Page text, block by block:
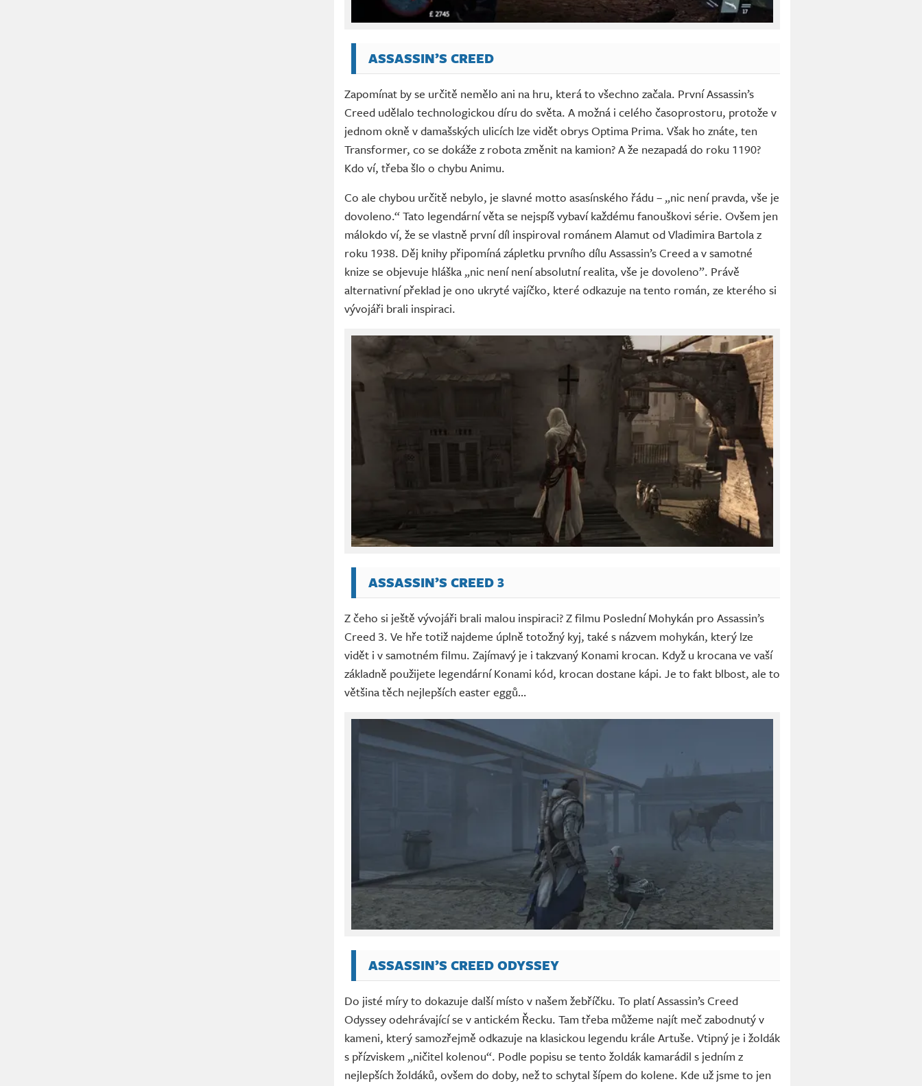
ASSASSIN’S CREED
Zapomínat by se určitě nemělo ani na hru, která to všechno začala. První Assassin’s
Creed udělalo technologickou díru do světa. A možná i celého časoprostoru, protože v
jednom okně v damašských ulicích lze vidět obrys Optima Prima. Však ho znáte, ten
Transformer, co se dokáže z robota změnit na kamion? A že nezapadá do roku 1190?
Kdo ví, třeba šlo o chybu Animu.
Co ale chybou určitě nebylo, je slavné motto asasínského řádu – „nic není pravda, vše je
dovoleno.“ Tato legendární věta se nejspíš vybaví každému fanouškovi série. Ovšem jen
málokdo ví, že se vlastně první díl inspiroval románem Alamut od Vladimira Bartola z
roku 1938. Děj knihy připomíná zápletku prvního dílu Assassin’s Creed a v samotné
knize se objevuje hláška „nic není není absolutní realita, vše je dovoleno”. Právě
alternativní překlad je ono ukryté vajíčko, které odkazuje na tento román, ze kterého si
vývojáři brali inspiraci.
ASSASSIN’S CREED 3
Z čeho si ještě vývojáři brali malou inspiraci? Z filmu Poslední Mohykán pro Assassin’s
Creed 3. Ve hře totiž najdeme úplně totožný kyj, také s názvem mohykán, který lze
vidět i v samotném filmu. Zajímavý je i takzvaný Konami krocan. Když u krocana ve vaší
základně použijete legendární Konami kód, krocan dostane kápi. Je to fakt blbost, ale to
většina těch nejlepších easter eggů…
ASSASSIN’S CREED ODYSSEY
Do jisté míry to dokazuje další místo v našem žebříčku. To platí Assassin’s Creed
Odyssey odehrávající se v antickém Řecku. Tam třeba můžeme najít meč zabodnutý v
kameni, který samozřejmě odkazuje na klasickou legendu krále Artuše. Vtipný je i žoldák
s přízviskem „ničitel kolenou“. Podle popisu se tento žoldák kamarádil s jedním z
nejlepších žoldáků, ovšem do doby, než to schytal šípem do kolene. Kde už jsme to jen